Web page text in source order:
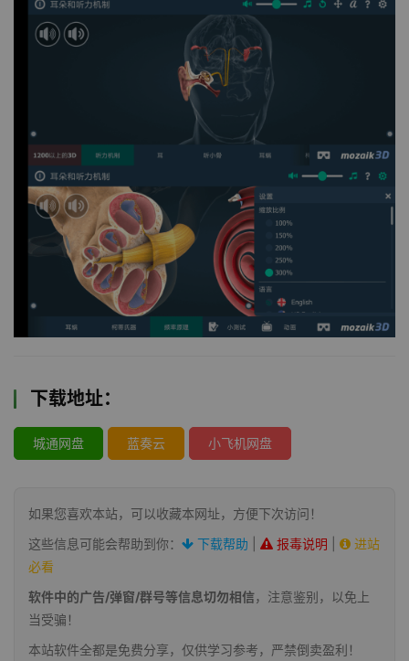
下载地址：
城通网盘 蓝奏云 小飞机网盘
如果您喜欢本站，可以收藏本网址，方便下次访问！
这些信息可能会帮助到你：
下载帮助 报毒说明
进站
必看
软件中的广告/弹窗/群号等信息切勿相信，注意鉴别，以免上
当受骗！
本站软件全都是免费分享，仅供学习参考，严禁倒卖盈利！